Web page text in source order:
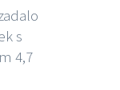
s
4,7